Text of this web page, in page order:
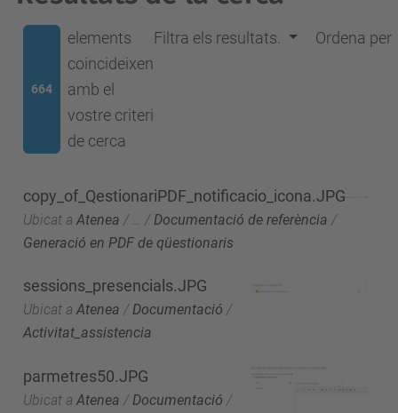
664
elements
coincideixen
amb el
vostre criteri
de cerca
Filtra els resultats. Ordena per
copy_of_QestionariPDF_notificacio_icona.JPG
Ubicat a Atenea / / Documentació de referència /
Generació en PDF de qüestionaris
sessions_presencials.JPG
Ubicat a Atenea /Documentació /
Activitat_assistencia
parmetres50.JPG
Ubicat a Atenea / Documentació /